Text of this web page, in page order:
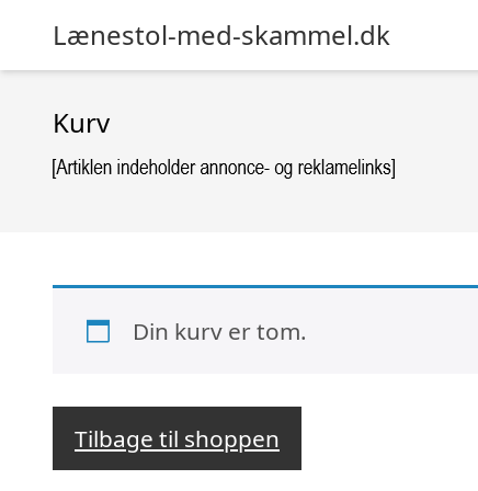
Lænestol-med-skammel.dk
Kurv
Din kurv er tom.
Tilbage til shoppen